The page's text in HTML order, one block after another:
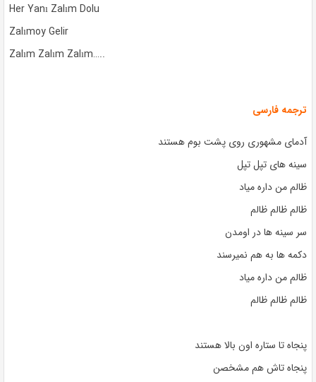
Her Yanı Zalım Dolu
Zalımoy Gelir
Zalım Zalım Zalım…..
ترجمه فارسی
آدمای مشهوری روی پشت بوم هستند
سینه های تپل تپل
ظالم من داره میاد
ظالم ظالم ظالم
سر سینه ها در اومدن
دکمه ها به هم نمیرسند
ظالم من داره میاد
ظالم ظالم ظالم
پنجاه تا ستاره اون بالا هستند
پنجاه تاش هم مشخصن